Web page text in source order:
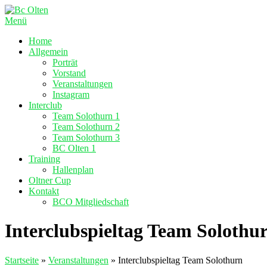
Zum
Inhalt
Menü
Home
Allgemein
Porträt
Vorstand
Veranstaltungen
Instagram
Interclub
Team Solothurn 1
Team Solothurn 2
Team Solothurn 3
BC Olten 1
Training
Hallenplan
Oltner Cup
Kontakt
BCO Mitgliedschaft
Interclubspieltag Team
Startseite » Veranstaltungen » Interclubspieltag Team Solothurn